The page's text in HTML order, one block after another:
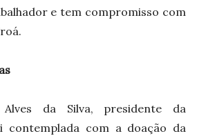
e tem compromisso com
Alves da Silva, presidente da
contemplada com a doação da